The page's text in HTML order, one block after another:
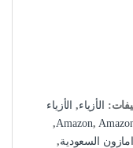
الأزياء, الأزياء
Amazon,
,
امازون السعودية,